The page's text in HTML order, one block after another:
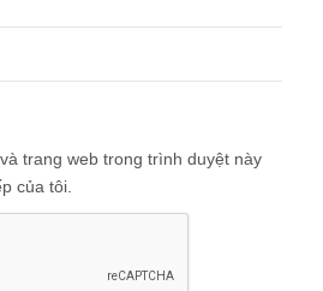
trang web trong trình duyệt này
của tôi.